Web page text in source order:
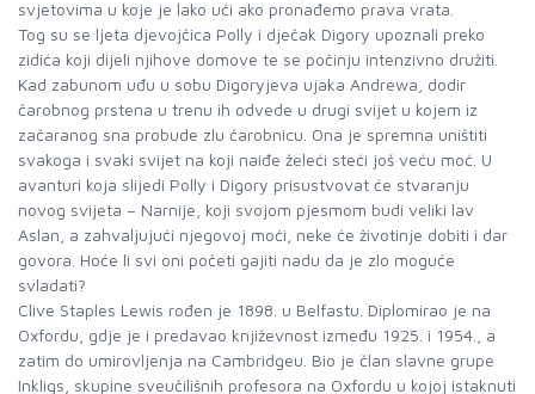
svjetovima u koje je lako ući ako pronađemo prava vrata.
Tog su se ljeta djevojčica Polly i dječak Digory upoznali preko
zidića koji dijeli njihove domove te se počinju intenzivno družiti.
Kad zabunom uđu u sobu Digoryjeva ujaka Andrewa, dodir
čarobnog prstena u trenu ih odvede u drugi svijet u kojem iz
začaranog sna probude zlu čarobnicu. Ona je spremna uništiti
svakoga i svaki svijet na koji naiđe želeći steći još veću moć. U
avanturi koja slijedi Polly i Digory prisustvovat će stvaranju
novog svijeta – Narnije, koji svojom pjesmom budi veliki lav
Aslan, a zahvaljujući njegovoj moći, neke će životinje dobiti i dar
govora. Hoće li svi oni početi gajiti nadu da je zlo moguće
svladati?
Clive Staples Lewis rođen je 1898. u Belfastu. Diplomirao je na
Oxfordu, gdje je i predavao književnost između 1925. i 1954., a
zatim do umirovljenja na Cambridgeu. Bio je član slavne grupe
Inkligs, skupine sveučilišnih profesora na Oxfordu u kojoj istaknuti